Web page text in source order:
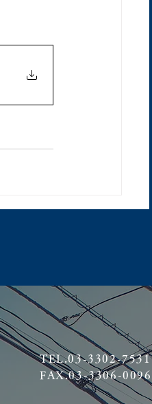
TEL.03-3302-7531
FAX.03-3306-0096